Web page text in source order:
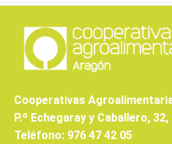
Cooperativas
P.º Echegaray y Caballero,
Teléfono: 976 47 42 05